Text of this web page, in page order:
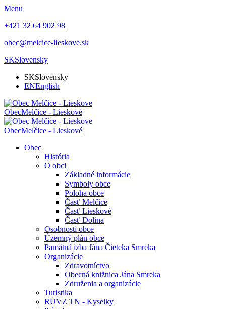
Menu
+421 32 64 902 98
obec@melcice-lieskove.sk
SKSlovensky
SKSlovensky
ENEnglish
ObecMelčice - Lieskové
ObecMelčice - Lieskové
Obec
História
O obci
Základné informácie
Symboly obce
Poloha obce
Časť Melčice
Časť Lieskové
Časť Dolina
Osobnosti obce
Územný plán obce
Pamätná izba Jána Čieteka Smreka
Organizácie
Zdravotníctvo
Obecná knižnica Jána Smreka
Združenia a organizácie
Turistika
RÚVZ TN - Kyselky